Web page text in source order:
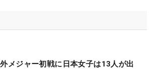
メジャー初戦に日本女子は13人が出